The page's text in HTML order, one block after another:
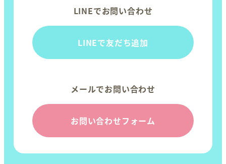
LINEでお問い合わせ
LINEで友だち追加
メールでお問い合わせ
お問い合わせフォーム